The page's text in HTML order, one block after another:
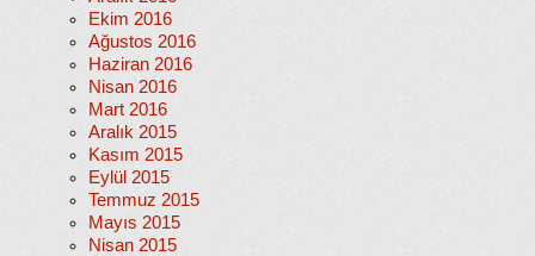
Ekim 2016
Ağustos 2016
Haziran 2016
Nisan 2016
Mart 2016
Aralık 2015
Kasım 2015
Eylül 2015
Temmuz 2015
Mayıs 2015
Nisan 2015